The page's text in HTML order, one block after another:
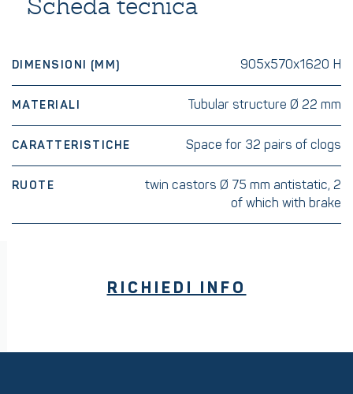
DIMENSIONI (MM) 905x570x1620 H
MATERIALI Tubular structure Ø 22 mm
CARATTERISTICHE Space for 32 pairs of clogs
RUOTE
twin castors Ø 75 mm antistatic, 2
of which with brake
RICHIEDI INFO